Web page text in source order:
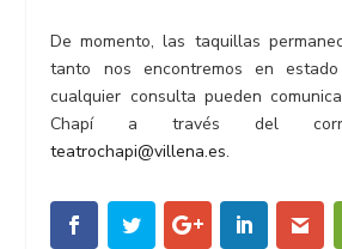
De momento, las taquillas
tanto nos encontremos en
cualquier consulta pueden
Chapí a través del
teatrochapi@villena.es.